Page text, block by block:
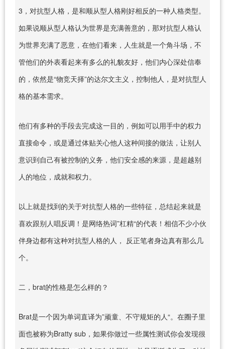
3，对抗型人格，是和顺从型人格刚好相反的一种人格类型。
如果说顺从型人格认为世界是充满善意的，那对抗型人格认
为世界充满了恶意，在他们看来，人生就是一个角斗场，不
管他们的外表看起来有多么的礼貌友好，他们内心深处信奉
的，依然是“物竞天择”的达尔文主义，控制他人，是对抗型人
格的基本需求。
他们有多种的手段去完成这一目的，例如可以用手中的权力
直接命令，或是通过体贴关心他人这种间接的做法，让别人
意识到自己有被控制的义务，他们安全感的来源，是超越别
人的地位，成就和权力。
以上就是找到的关于对抗型人格的一些特征，总结起来就是
喜欢跟别人唱反调！是网络热词”杠精“的代表！相信不少小伙
伴身边都有这种对抗型人格的人， 反正笔者身边真有那么几
个。
二，brat的性格是怎么样的？
Brat是一个因为单词直译为”顽童、不守规矩的人“。在圈子里
面也被称为Bratty sub，如果你做过一些属性测试你会发现很